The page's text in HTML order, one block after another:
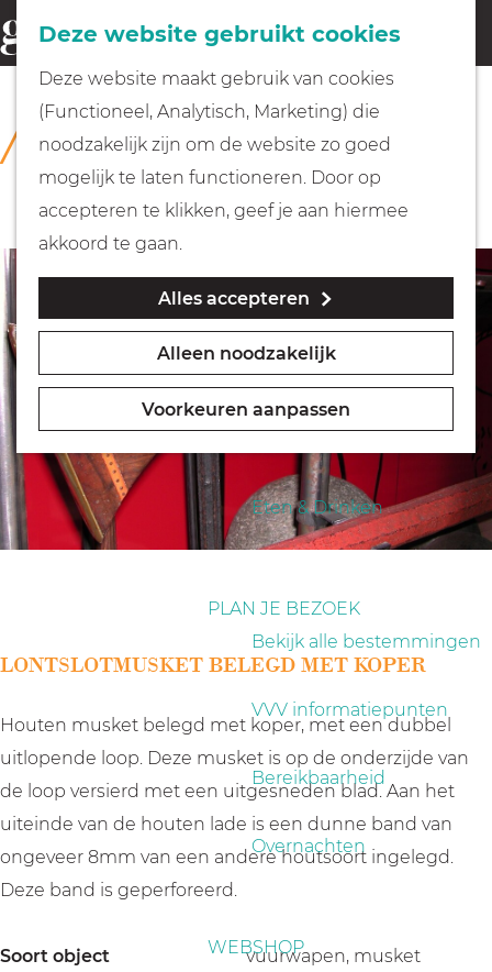
Deze website gebruikt cookies
Deze website maakt gebruik van cookies
(Functioneel, Analytisch, Marketing) die
noodzakelijk zijn om de website zo goed
mogelijk te laten functioneren. Door op
accepteren te klikken, geef je aan hiermee
akkoord te gaan.
Alles accepteren
Alleen noodzakelijk
Voorkeuren aanpassen
G
a
d
e
h
m
e
p
a
g
Fietsen
Wandelen
Geocachen
Naar het museum
Eten & Drinken
PLAN JE BEZOEK
Bekijk alle bestemmingen
VVV informatiepunten
Bereikbaarheid
Overnachten
WEBSHOP
o
e
k
e
n
COLLECTIE
Rijksmuseum Muiderslot
LONTSLOTMUSKET BELEGD MET KOPER
Houten musket belegd met koper, met een dubbel
uitlopende loop. Deze musket is op de onderzijde van
de loop versierd met een uitgesneden blad. Aan het
uiteinde van de houten lade is een dunne band van
ongeveer 8mm van een andere houtsoort ingelegd.
Deze band is geperforeerd.
Soort object
vuurwapen, musket